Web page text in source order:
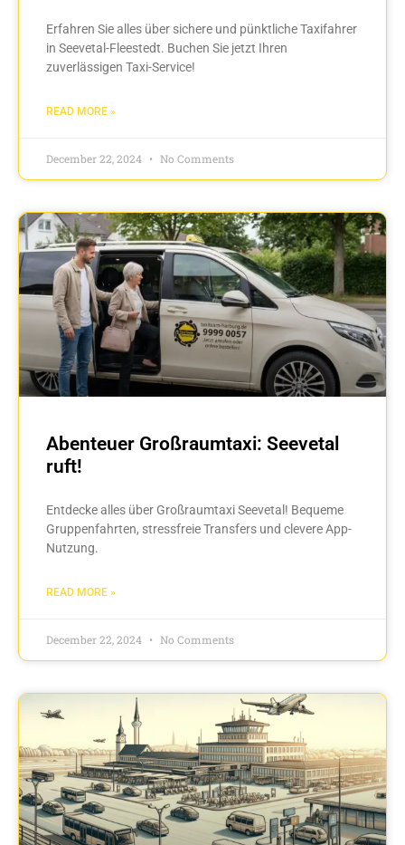
Erfahren Sie alles über sichere und pünktliche Taxifahrer
in Seevetal-Fleestedt. Buchen Sie jetzt Ihren
zuverlässigen Taxi-Service!
READ MORE »
December 22, 2024 No Comments
Abenteuer Großraumtaxi: Seevetal
ruft!
Entdecke alles über Großraumtaxi Seevetal! Bequeme
Gruppenfahrten, stressfreie Transfers und clevere App-
Nutzung.
READ MORE »
December 22, 2024 No Comments